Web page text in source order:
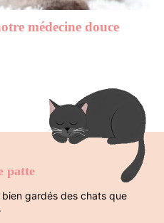
médecine douce
patte
gardés des chats que